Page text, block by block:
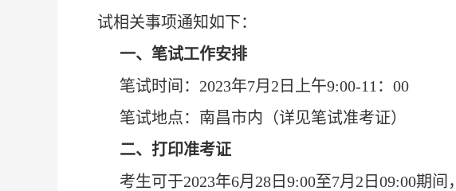
试相关事项通知如下：
一、笔试工作安排
笔试时间：2023年7月2日上午9:00-11：00
笔试地点：南昌市内（详见笔试准考证）
二、打印准考证
考生可于2023年6月28日9:00至7月2日09:00期间，